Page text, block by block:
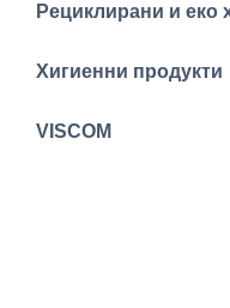
Рециклирани и еко
Хигиенни продукти
VISCOM